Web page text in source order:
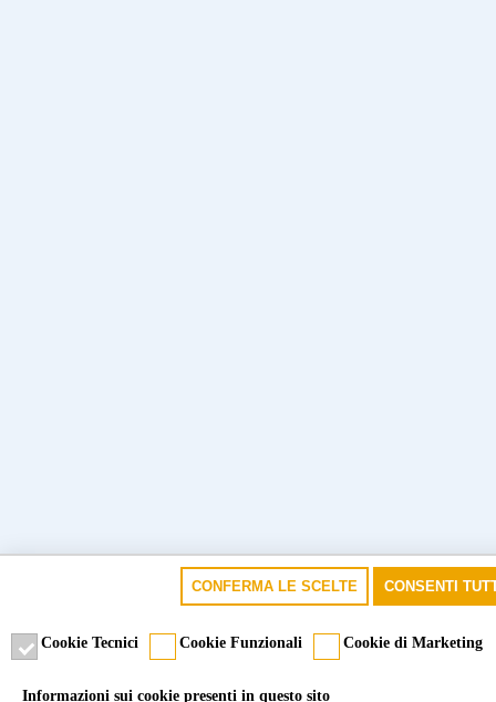
CONFERMA LE SCELTE CONSENTI
Cookie Tecnici Cookie Funzionali Cookie di Marketing
Informazioni sui cookie presenti in questo sito